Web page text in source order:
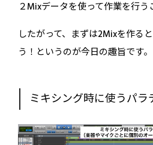
２Mixデータを使って作業を行う
したがって、まずは2Mixを作る
う！というのが今日の趣旨です。
ミキシング時に使うパラ